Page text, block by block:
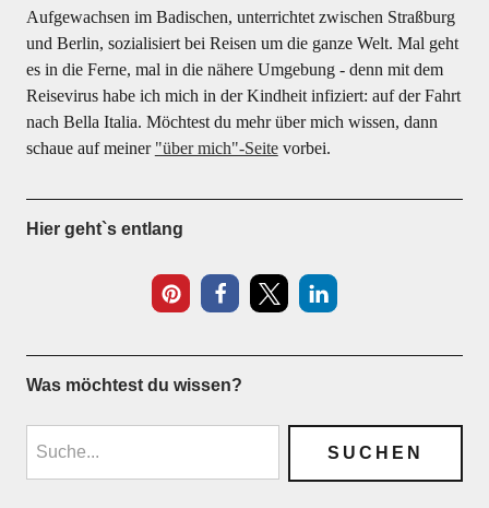
Aufgewachsen im Badischen, unterrichtet zwischen Straßburg
und Berlin, sozialisiert bei Reisen um die ganze Welt. Mal geht
es in die Ferne, mal in die nähere Umgebung - denn mit dem
Reisevirus habe ich mich in der Kindheit infiziert: auf der Fahrt
nach Bella Italia. Möchtest du mehr über mich wissen, dann
schaue auf meiner "über mich"-Seitevorbei.
Hier geht`s entlang
Was möchtest du wissen?